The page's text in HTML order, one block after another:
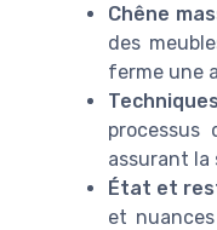
Chêne
des
ferme une
assurant
État et
et